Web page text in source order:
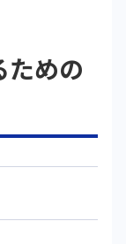
めの